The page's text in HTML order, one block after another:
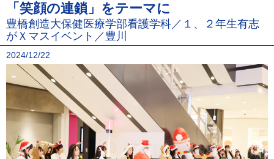
「笑顔の連鎖」をテーマに
豊橋創造大保健医療学部看護学科／１、２年生有志
がＸマスイベント／豊川
2024/12/22